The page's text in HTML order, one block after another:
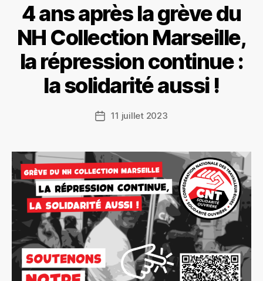
4 ans après la grève du
NH Collection Marseille,
la répression continue :
la solidarité aussi !
Date11 juillet 2023